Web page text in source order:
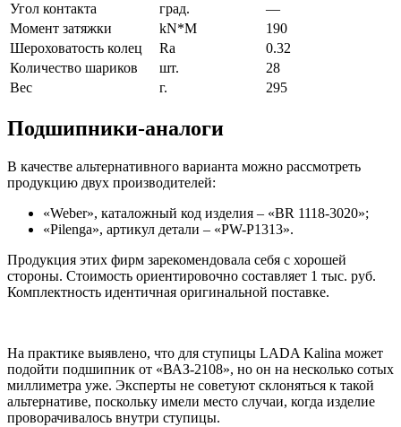
Угол контакта
град.
—
Момент затяжки
kN*M
190
Шероховатость колец
Ra
0.32
Количество шариков
шт.
28
Вес
г. 295
Подшипники-аналоги
В качестве альтернативного варианта можно рассмотреть
продукцию двух производителей:
«Weber», каталожный код изделия – «BR 1118-3020»;
«Pilenga», артикул детали – «PW-P1313».
Продукция этих фирм зарекомендовала себя с хорошей
стороны. Стоимость ориентировочно составляет 1 тыс. руб.
Комплектность идентичная оригинальной поставке.
На практике выявлено, что для ступицы LADA Kalina может
подойти подшипник от «ВАЗ-2108», но он на несколько сотых
миллиметра уже. Эксперты не советуют склоняться к такой
альтернативе, поскольку имели место случаи, когда изделие
проворачивалось внутри ступицы.